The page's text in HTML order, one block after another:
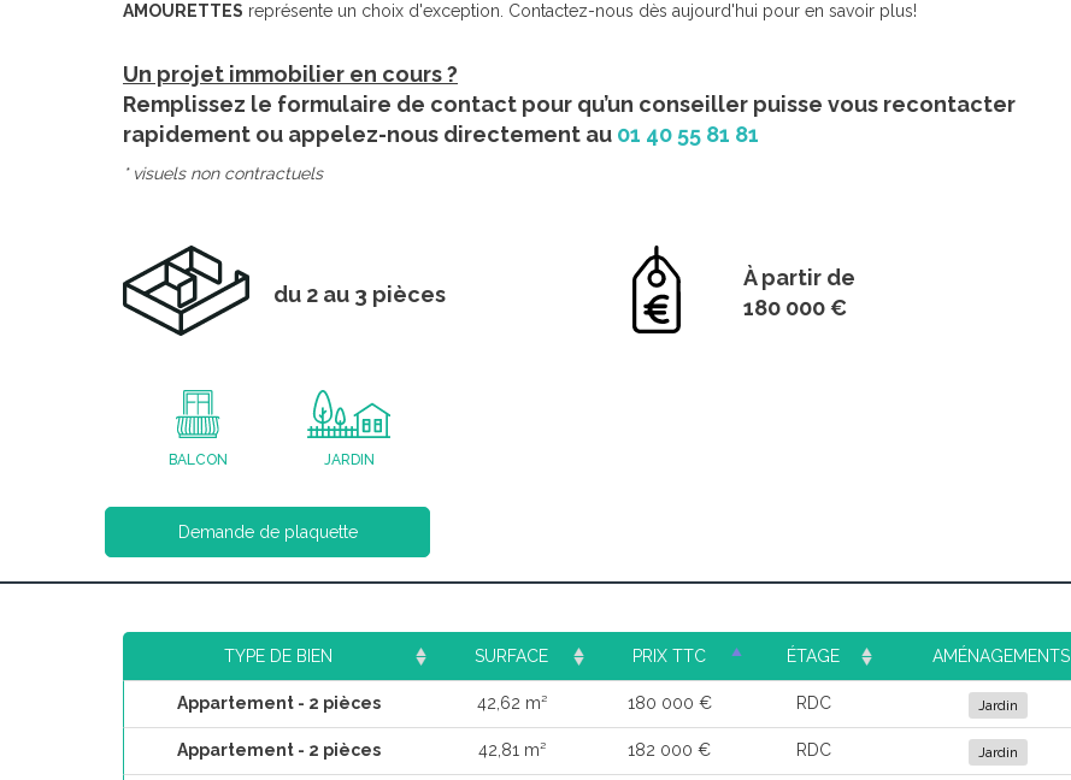
AMOURETTES représente un choix d'exception. Contactez-nous dès aujourd'hui pour en savoir plus!
Un projet immobilier en cours ?
Remplissez le formulaire de contact pour qu’un conseiller puisse vous recontacter
rapidement ou appelez-nous directement au 01 40 55 81 81
* visuels non contractuels
du 2 au 3 pièces
À partir de
180 000 €
BALCON JARDIN
Demande de plaquette
TYPE DE BIEN SURFACE PRIX TTC ÉTAGE AMÉNAGEMENTS
Appartement - 2 pièces 42,62 m² 180 000 € RDC Jardin
Appartement - 2 pièces 42,81 m² 182 000 € RDC Jardin